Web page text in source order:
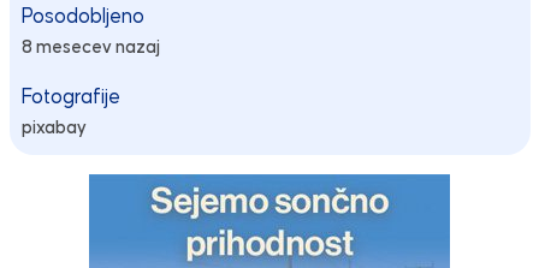
Posodobljeno
8 mesecev nazaj
Fotografije
pixabay